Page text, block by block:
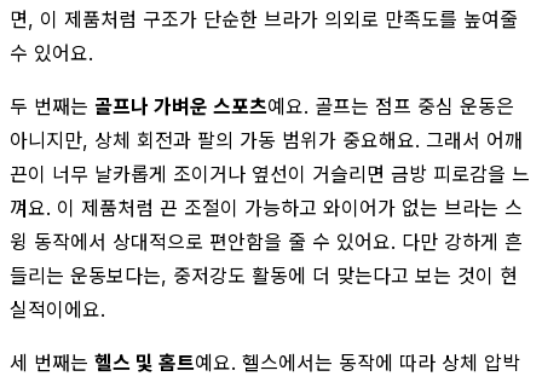
면, 이 제품처럼 구조가 단순한 브라가 의외로 만족도를 높여줄
수 있어요.
두 번째는 골프나 가벼운 스포츠예요. 골프는 점프 중심 운동은
아니지만, 상체 회전과 팔의 가동 범위가 중요해요. 그래서 어깨
끈이 너무 날카롭게 조이거나 옆선이 거슬리면 금방 피로감을 느
껴요. 이 제품처럼 끈 조절이 가능하고 와이어가 없는 브라는 스
윙 동작에서 상대적으로 편안함을 줄 수 있어요. 다만 강하게 흔
들리는 운동보다는, 중저강도 활동에 더 맞는다고 보는 것이 현
실적이에요.
세 번째는 헬스 및 홈트예요. 헬스에서는 동작에 따라 상체 압박